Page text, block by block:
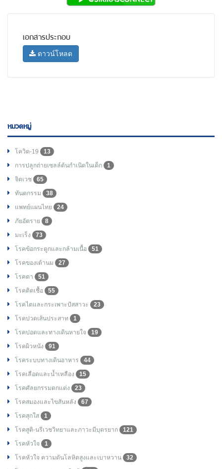
เอกสารประกอบ
ดาวน์โหลด
หมวดหมู่
โควิด-19
13
การปลูกถ่ายเซลล์ต้นกำเนิดในเด็ก
1
จิตเวช
65
ทันตกรรม
38
แพทย์แผนไทย
24
ภัยอัตราย
8
มะเร็ง
73
โรคข้อกระดูกและกล้ามเนื้อ
51
โรคของเต้านม
27
โรคตา
51
โรคติดเชื้อ
55
โรคไตและกระเพาะปัสสาวะ
23
โรคปวดเส้นประสาท
1
โรคปอดและทางเดินหายใจ
19
โรคผิวหนัง
91
โรคระบบทางเดินอาหาร
44
โรคเลือดและน้ำเหลือง
15
โรคศัลยกรรมตกแต่ง
23
โรคสมองและไขสันหลัง
67
โรคสุกใส
1
โรคสูติ-นรีเวชวิทยาและภาวะมีบุตรยาก
121
โรคหัวใจ
1
โรคหัวใจ ความดันโลหิตสูงและเบาหวาน
32